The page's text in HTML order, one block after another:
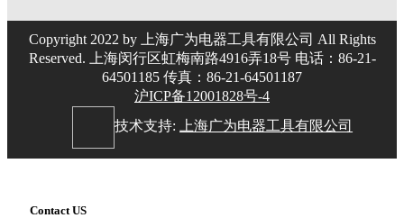
Copyright 2022 by 上海广为电器工具有限公司 All Rights
Reserved. 上海闵行区虹梅南路4916弄18号 电话：86-21-
64501185 传真：86-21-64501187
沪ICP备12001828号-4
技术支持:上海广为电器工具有限公司
Contact US